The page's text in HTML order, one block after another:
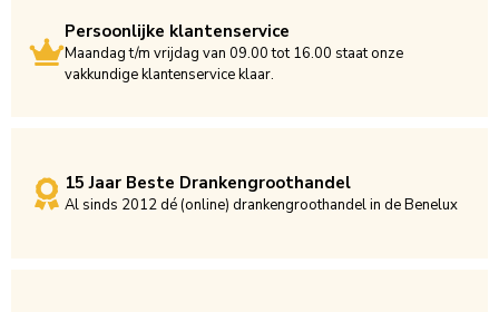
Persoonlijke klantenservice
Maandag t/m vrijdag van 09.00 tot 16.00 staat onze
vakkundige klantenservice klaar.
15 Jaar Beste Drankengroothandel
Al sinds 2012 dé (online) drankengroothandel in de Benelux